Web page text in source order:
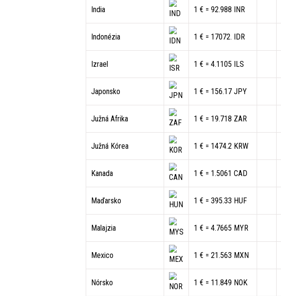
India 1 € = 92.988 INR
Indonézia 1 € = 17072. IDR
Izrael 1 € = 4.1105 ILS
Japonsko 1 € = 156.17 JPY
Južná Afrika 1 € = 19.718 ZAR
Južná Kórea 1 € = 1474.2 KRW
Kanada 1 € = 1.5061 CAD
Maďarsko 1 € = 395.33 HUF
Malajzia 1 € = 4.7665 MYR
Mexico 1 € = 21.563 MXN
Nórsko 1 € = 11.849 NOK